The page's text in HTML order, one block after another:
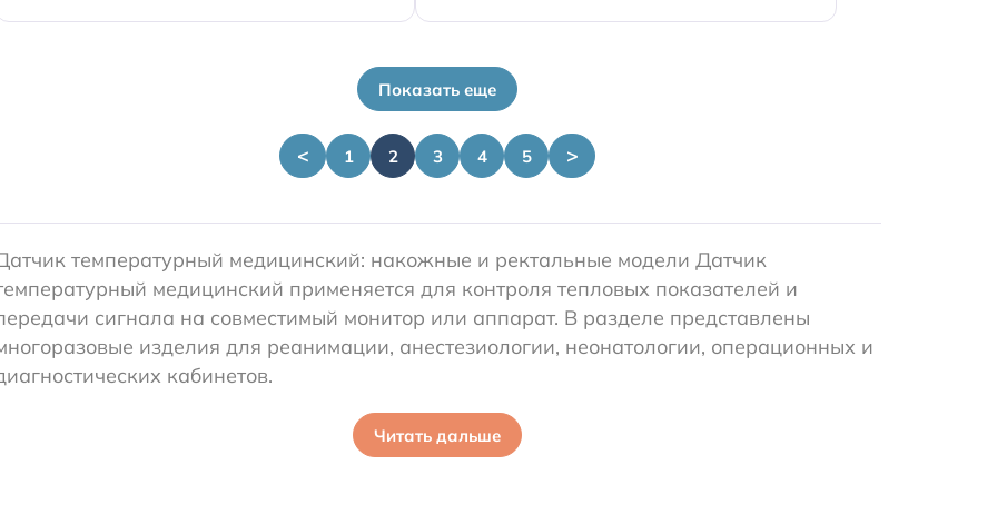
Показать еще
< 1 2 3 4 5 >
температурный медицинский: накожные и ректальные модели Датчик
медицинский применяется для контроля тепловых показателей и
сигнала на совместимый монитор или аппарат. В разделе представлены
изделия для реанимации, анестезиологии, неонатологии, операционных и
кабинетов.
Читать дальше